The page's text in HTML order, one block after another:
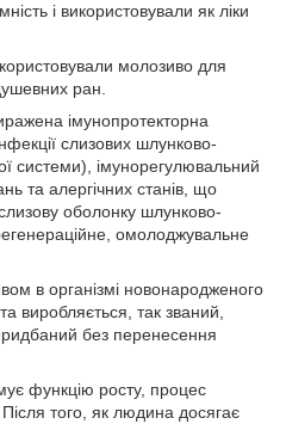
і використовували як ліки
молозиво для
ран.
імунопротекторна
слизових шлунково-
системи), імунорегулювальний
та алергічних станів, що
оболонку шлунково-
омолоджувальне
в організмі новонародженого
виробляється, так званий,
без перенесення
функцію росту, процес
того, як людина досягає